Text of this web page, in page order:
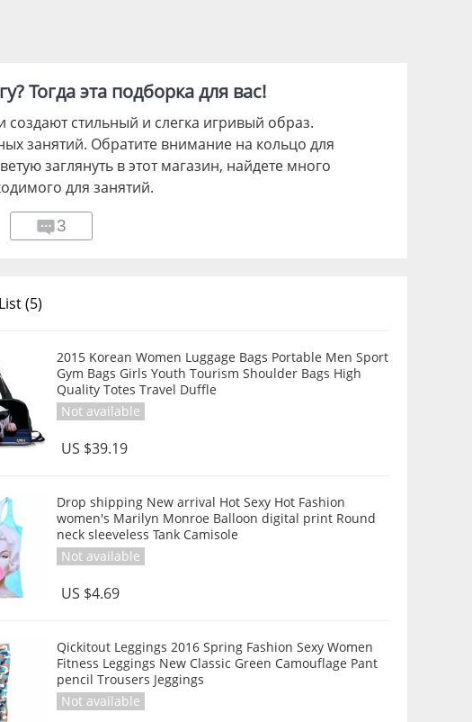
Тогда эта подборка для вас!
стильный и слегка игривый образ.
занятий. Обратите внимание на кольцо для
заглянуть в этот магазин, найдете много
для занятий.
3
(5)
2015 Korean Women Luggage Bags Portable Men Sport
Gym Bags Girls Youth Tourism Shoulder Bags High
Quality Totes Travel Duffle
Not available
US $39.19
Drop shipping New arrival Hot Sexy Hot Fashion
women's Marilyn Monroe Balloon digital print Round
neck sleeveless Tank Camisole
Not available
US $4.69
Qickitout Leggings 2016 Spring Fashion Sexy Women
Fitness Leggings New Classic Green Camouflage Pant
pencil Trousers Jeggings
Not available